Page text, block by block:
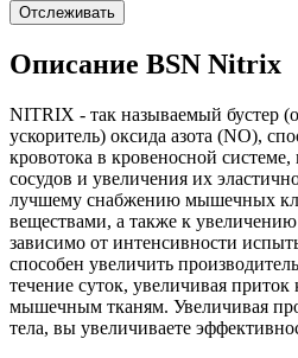
Отслеживать
Описание BSN Nitrix
NITRIX - так называемый бустер
ускоритель) оксида азота (NO),
кровотока в кровеносной
сосудов и увеличения их
лучшему снабжению мышечных
веществами, а также к
зависимо от интенсивности
способен увеличить
течение суток, увеличивая
мышечным тканям. Увеличивая
тела, вы увеличиваете